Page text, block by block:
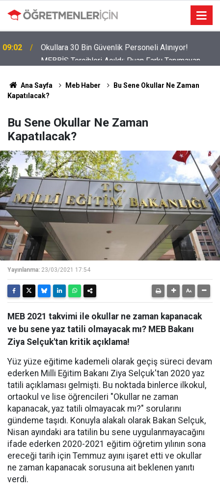
19:01
MEBBİS Tercihleri Açıldı: Puan Farkı Tanımayan
Öncelik Hangi Alanın Oldu?
Ana Sayfa Meb Haber
Bu Sene Okullar Ne Zaman
Kapatılacak?
Bu Sene Okullar Ne Zaman
Kapatılacak?
Yayınlanma: 23/03/2021 17:54
MEB 2021 takvimi ile okullar ne zaman kapanacak
ve bu sene yaz tatili olmayacak mı? MEB Bakanı
Ziya Selçuk'tan kritik açıklama!
Yüz yüze eğitime kademeli olarak geçiş süreci devam
ederken Milli Eğitim Bakanı Ziya Selçuk'tan 2020 yaz
tatili açıklaması gelmişti. Bu noktada binlerce ilkokul,
ortaokul ve lise öğrencileri "Okullar ne zaman
kapanacak, yaz tatili olmayacak mı?" sorularını
gündeme taşıdı. Konuyla alakalı olarak Bakan Selçuk,
Nisan ayındaki ara tatilin bu sene uygulanmayacağını
ifade ederken 2020-2021 eğitim öğretim yılının sona
ereceği tarih için Temmuz ayını işaret etti ve okullar
ne zaman kapanacak sorusuna ait beklenen yanıtı
verdi.